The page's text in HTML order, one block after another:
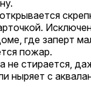
где заперт
пожар.
не стирается,
ныряет с